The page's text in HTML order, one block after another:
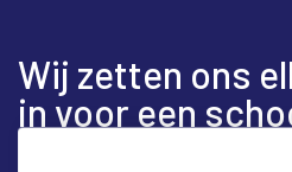
Wij zetten ons
in voor een